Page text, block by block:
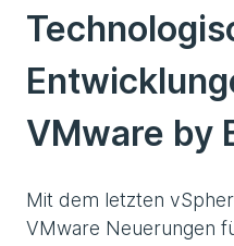
VMware by
Mit dem letzten
VMware Neuerungen